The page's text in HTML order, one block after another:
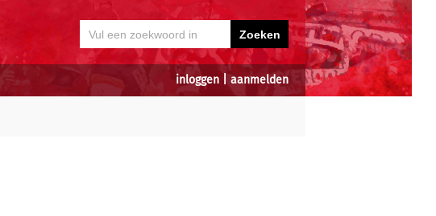
inloggen aanmelden